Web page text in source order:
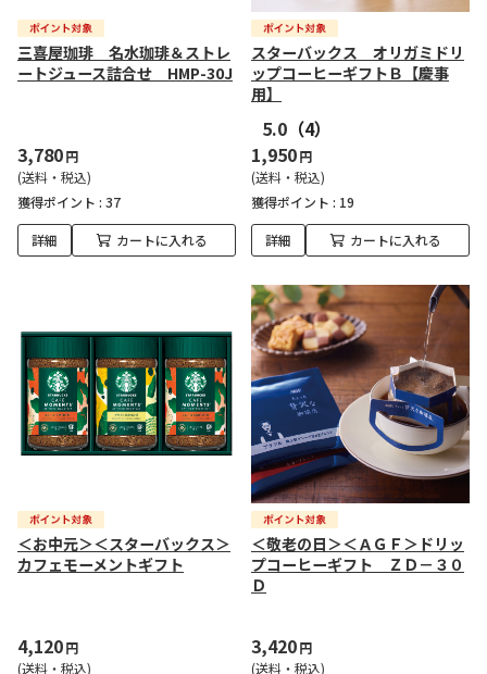
三喜屋珈琲 名水珈琲＆ストレ
ートジュース詰合せ HMP-30J
3,780円
(送料・税込)
獲得ポイント : 37
詳細 カートに入れる
スターバックス オリガミドリ
ップコーヒーギフトＢ【慶事
用】
5.0 （4）
1,950円
(送料・税込)
獲得ポイント : 19
詳細 カートに入れる
＜お中元＞＜スターバックス＞
カフェモーメントギフト
4,120円
(送料・税込)
＜敬老の日＞＜ＡＧＦ＞ドリッ
プコーヒーギフト ＺＤ－３０
Ｄ
3,420円
(送料・税込)